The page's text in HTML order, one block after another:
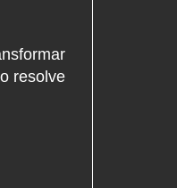
resolve